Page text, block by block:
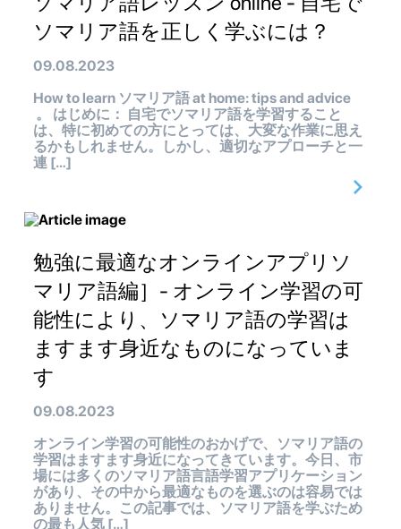
ソマリア語を正しく学ぶには？
09.08.2023
How to learn ソマリア語 at home: tips and advice
。 はじめに： 自宅でソマリア語を学習すること
は、特に初めての方にとっては、大変な作業に思え
るかもしれません。しかし、適切なアプローチと一
連 […]
勉強に最適なオンラインアプリソ
マリア語編］- オンライン学習の可
能性により、ソマリア語の学習は
ますます身近なものになっていま
す
09.08.2023
オンライン学習の可能性のおかげで、ソマリア語の
学習はますます身近になってきています。今日、市
場には多くのソマリア語言語学習アプリケーション
があり、その中から最適なものを選ぶのは容易では
ありません。この記事では、ソマリア語を学ぶため
の最も人気 […]